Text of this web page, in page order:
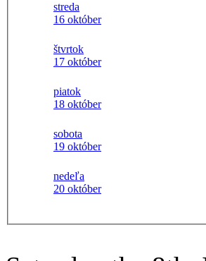
streda
16 október
štvrtok
17 október
piatok
18 október
sobota
19 október
nedeľa
20 október